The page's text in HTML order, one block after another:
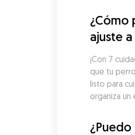
¿Cómo
ajuste
¡Con 7
que tu
listo para
organiza